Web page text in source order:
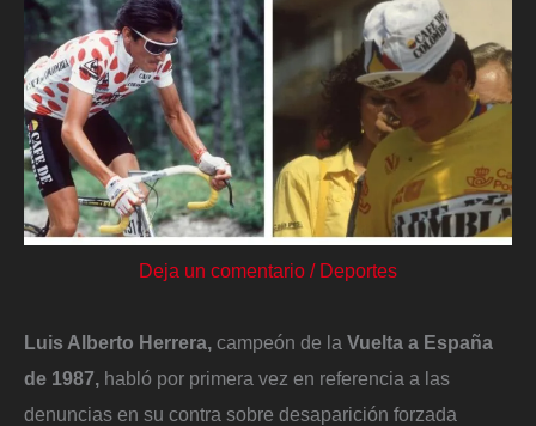
Deja un comentario / Deportes
Luis Alberto Herrera, campeón de la Vuelta a España
de 1987, habló por primera vez en referencia a las
denuncias en su contra sobre desaparición forzada